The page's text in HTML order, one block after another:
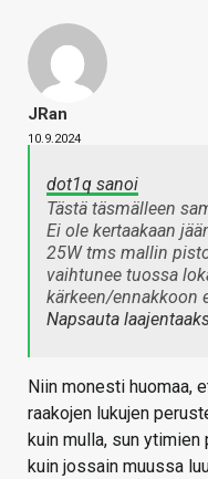
JRan
10.9.2024
dot1q sanoi
Tästä täsmälleen
Ei ole kertaakaan
25W tms mallin
vaihtunee tuossa
kärkeen/ennakkoon
Napsauta
Niin monesti huomaa,
raakojen lukujen
kuin mulla, sun
kuin jossain muussa